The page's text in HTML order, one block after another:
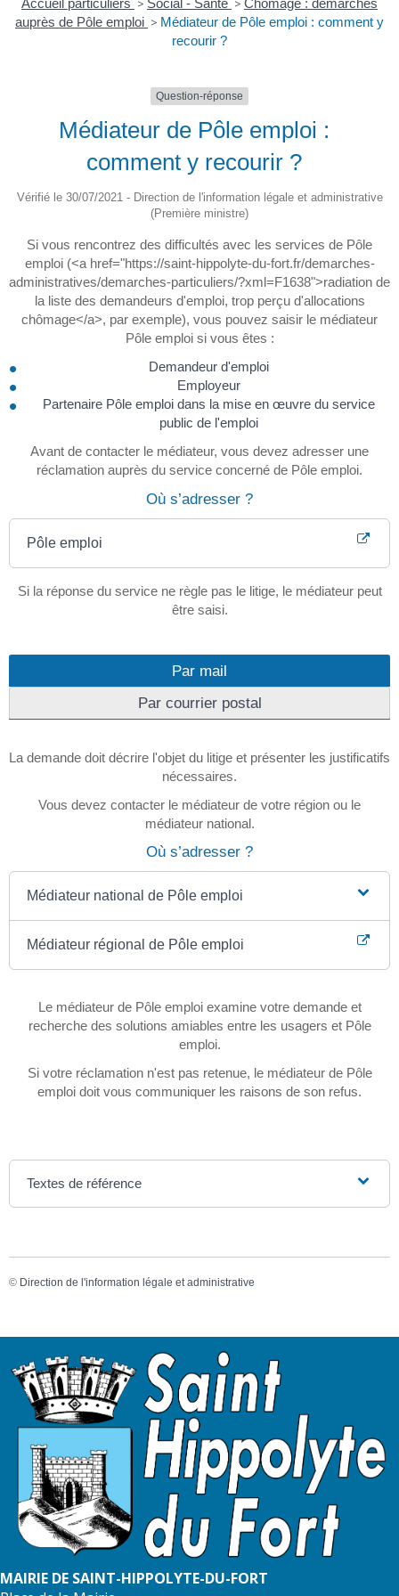
Accueil particuliers > Social - Santé > Chômage : démarches
auprès de Pôle emploi > Médiateur de Pôle emploi : comment y
recourir ?
Question-réponse
Médiateur de Pôle emploi :
comment y recourir ?
Vérifié le 30/07/2021 - Direction de l'information légale et administrative
(Première ministre)
Si vous rencontrez des difficultés avec les services de Pôle
emploi (<a href="https://saint-hippolyte-du-fort.fr/demarches-
administratives/demarches-particuliers/?xml=F1638">radiation de
la liste des demandeurs d'emploi, trop perçu d'allocations
chômage</a>, par exemple), vous pouvez saisir le médiateur
Pôle emploi si vous êtes :
Demandeur d'emploi
Employeur
Partenaire Pôle emploi dans la mise en œuvre du service
public de l'emploi
Avant de contacter le médiateur, vous devez adresser une
réclamation auprès du service concerné de Pôle emploi.
Où s’adresser ?
Pôle emploi
Si la réponse du service ne règle pas le litige, le médiateur peut
être saisi.
Par mail
Par courrier postal
La demande doit décrire l'objet du litige et présenter les justificatifs
nécessaires.
Vous devez contacter le médiateur de votre région ou le
médiateur national.
Où s’adresser ?
Médiateur national de Pôle emploi
Médiateur régional de Pôle emploi
Le médiateur de Pôle emploi examine votre demande et
recherche des solutions amiables entre les usagers et Pôle
emploi.
Si votre réclamation n'est pas retenue, le médiateur de Pôle
emploi doit vous communiquer les raisons de son refus.
Textes de référence
© Direction de l'information légale et administrative
MAIRIE DE SAINT-HIPPOLYTE-DU-FORT